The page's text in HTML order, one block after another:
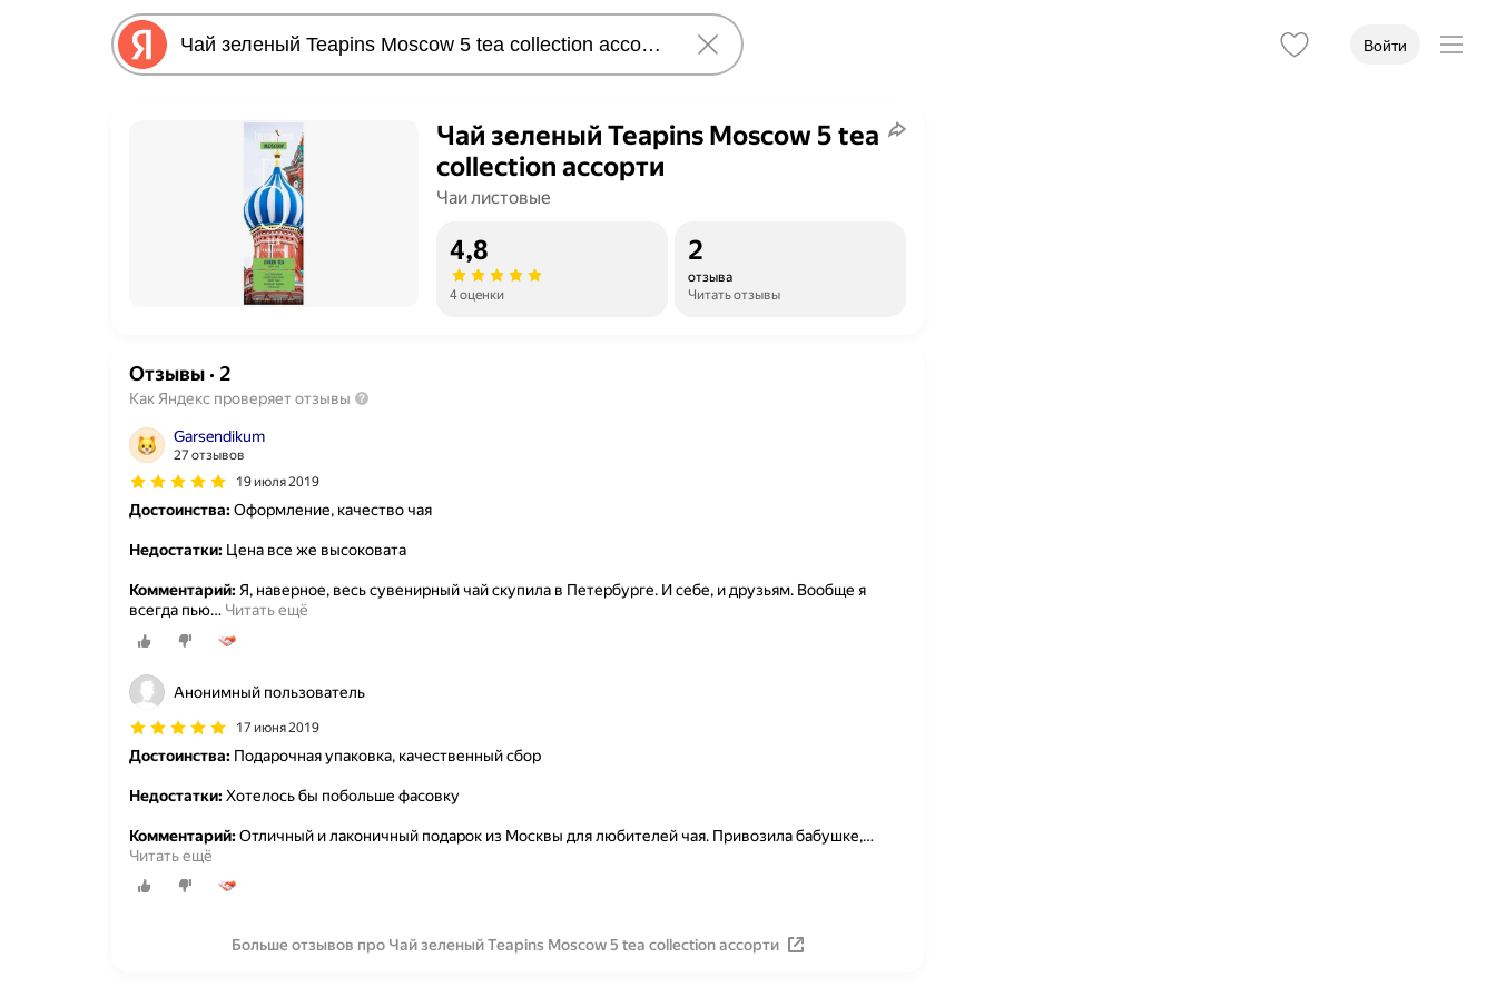
Войти
Чай зеленый Teapins Moscow 5 tea
collection ассорти
Чаи листовые
4,8
4 оценки
2
отзыва
Читать отзывы
Отзывы· 2
Как Яндекс проверяет отзывы
Garsendikum
27 отзывов
19 июля 2019
Достоинства:Оформление, качество чая
Недостатки: Цена все же высоковата
Комментарий:Я, наверное, весь сувенирный чай скупила в Петербурге. И себе, и друзьям. Вообще я
всегда пью… Читать ещё
Анонимный пользователь
17 июня 2019
Достоинства: Подарочная упаковка, качественный сбор
Недостатки:Хотелось бы побольше фасовку
Комментарий:Отличный и лаконичный подарок из Москвы для любителей чая. Привозила бабушке,…
Читать ещё
Больше отзывов про Чай зеленый Teapins Moscow 5 tea collection ассорти